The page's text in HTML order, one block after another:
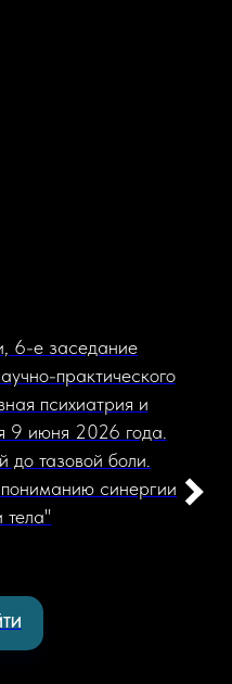
6-е заседание
практического
психиатрия и
9 июня 2026 года.
тазовой боли.
синергии
тела"